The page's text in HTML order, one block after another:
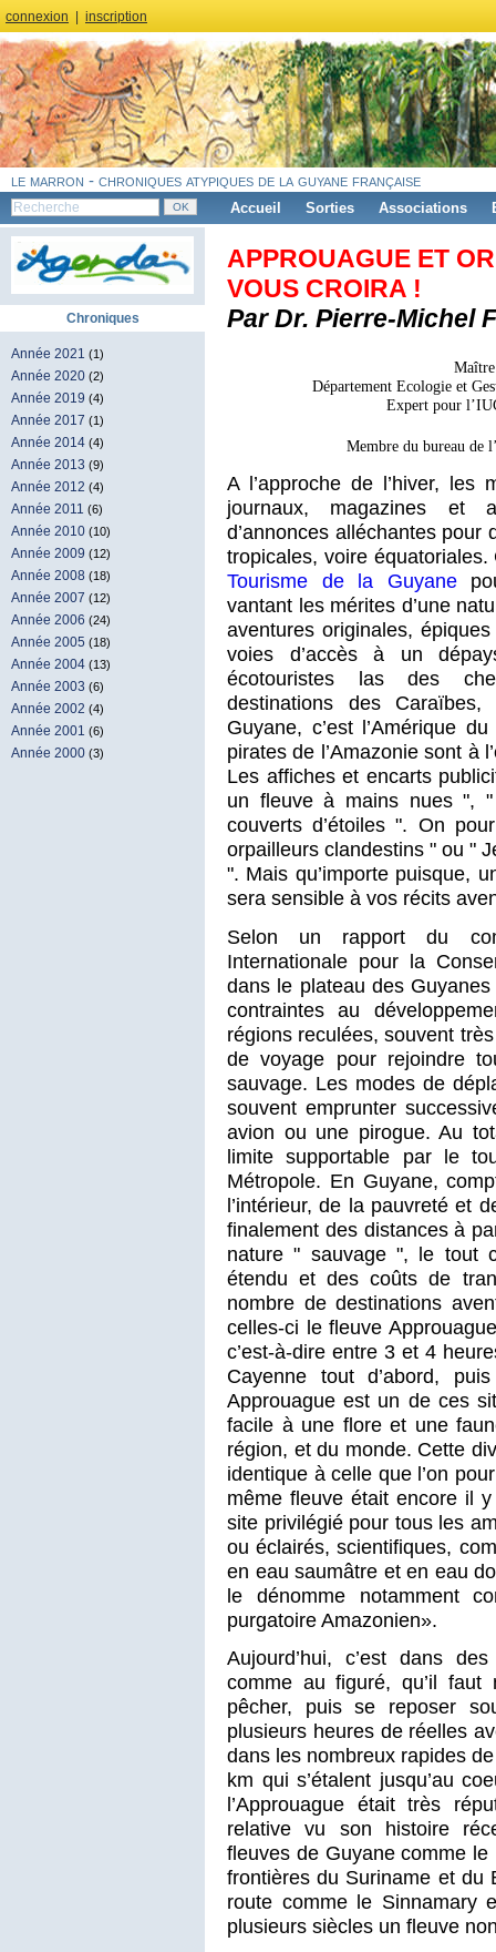
connexion inscription
le marron - chroniques atypiques de la guyane française
Accueil Sorties Associations
Chroniques
Année 2021 (1)
Année 2020 (2)
Année 2019 (4)
Année 2017 (1)
Année 2014 (4)
Année 2013 (9)
Année 2012 (4)
Année 2011 (6)
Année 2010 (10)
Année 2009 (12)
Année 2008 (18)
Année 2007 (12)
Année 2006 (24)
Année 2005 (18)
Année 2004 (13)
Année 2003 (6)
Année 2002 (4)
Année 2001 (6)
Année 2000 (3)
APPROUAGUE ET
VOUS CROIRA !
Par Dr. Pierre-Michel
Département Ecologie et
Expert pour
Membre du bureau de
A l’approche de l’hiver,
journaux, magazines et
d’annonces alléchantes
tropicales, voire
Tourisme de la Guyane
vantant les mérites d’une
aventures originales,
voies d’accès à un
écotouristes las des
destinations des
Guyane, c’est l’Amérique
pirates de l’Amazonie sont à
Les affiches et encarts
un fleuve à mains nues ",
couverts d’étoiles ". On
orpailleurs clandestins " ou "
". Mais qu’importe puisque,
sera sensible à vos récits
Selon un rapport du
Internationale pour la
dans le plateau des
contraintes au
régions reculées, souvent
de voyage pour rejoindre
sauvage. Les modes de
souvent emprunter
avion ou une pirogue. Au
limite supportable par le
Métropole. En Guyane,
l’intérieur, de la pauvreté et
finalement des distances à
nature " sauvage ", le tout
étendu et des coûts de
nombre de destinations
celles-ci le fleuve
c’est-à-dire entre 3 et 4
Cayenne tout d’abord,
Approuague est un de ces
facile à une flore et une
région, et du monde. Cette
identique à celle que l’on
même fleuve était encore il
site privilégié pour tous les
ou éclairés, scientifiques,
en eau saumâtre et en eau
le dénomme notamment
purgatoire Amazonien».
Aujourd’hui, c’est dans
comme au figuré, qu’il
pêcher, puis se reposer
plusieurs heures de réelles
dans les nombreux rapides
km qui s’étalent jusqu’au
l’Approuague était très
relative vu son histoire
fleuves de Guyane comme le
frontières du Suriname et du
route comme le Sinnamary
plusieurs siècles un fleuve